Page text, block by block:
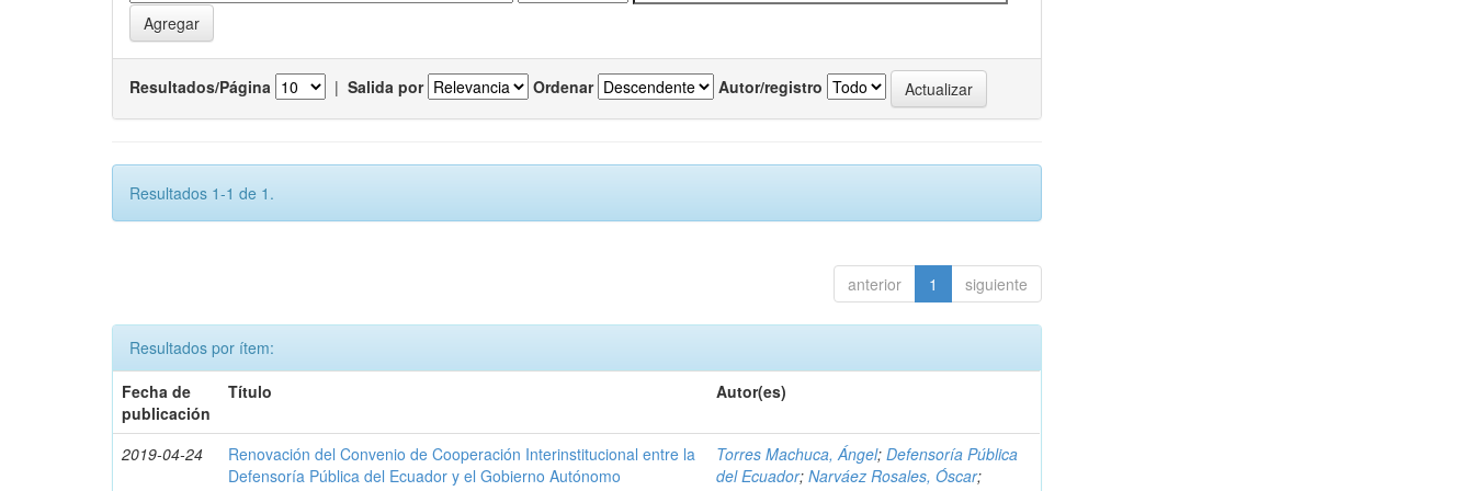
Resultados/Página | Salida por Ordenar Autor/registro
Resultados 1-1 de 1.
anterior 1 siguiente
Resultados por ítem:
Fecha de
publicación
Título Autor(es)
2019-04-24
Renovación del Convenio de Cooperación Interinstitucional entre la
Defensoría Pública del Ecuador y el Gobierno Autónomo
Torres Machuca, Ángel;Defensoría Pública
del Ecuador;Narváez Rosales, Óscar;